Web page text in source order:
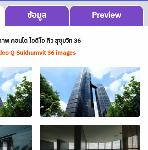
ข้อมูล Preview
พ คอนโด ไอดีโอ คิว สุขุมวิท 36
Q Sukhumvit 36 images